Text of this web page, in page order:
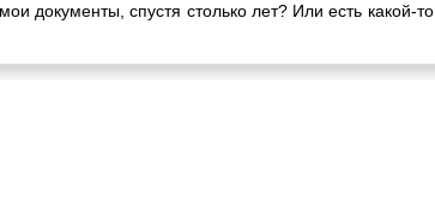
документы, спустя столько лет? Или есть какой-то